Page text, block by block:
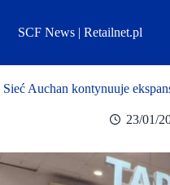
treściSCF News | Retailnet.pl
Sieć Auchan kontynuuje
23/01/